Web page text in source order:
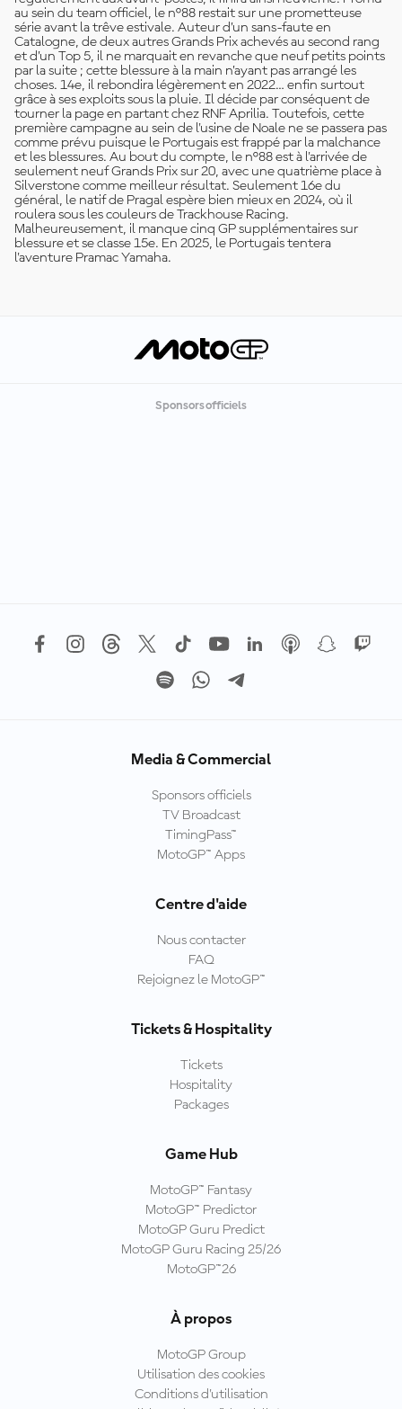
au sein du team officiel, le n°88 restait sur une prometteuse
série avant la trêve estivale. Auteur d’un sans-faute en
Catalogne, de deux autres Grands Prix achevés au second rang
et d’un Top 5, il ne marquait en revanche que neuf petits points
par la suite ; cette blessure à la main n’ayant pas arrangé les
choses. 14e, il rebondira légèrement en 2022… enfin surtout
grâce à ses exploits sous la pluie. Il décide par conséquent de
tourner la page en partant chez RNF Aprilia. Toutefois, cette
première campagne au sein de l'usine de Noale ne se passera pas
comme prévu puisque le Portugais est frappé par la malchance
et les blessures. Au bout du compte, le n°88 est à l'arrivée de
seulement neuf Grands Prix sur 20, avec une quatrième place à
Silverstone comme meilleur résultat. Seulement 16e du
général, le natif de Pragal espère bien mieux en 2024, où il
roulera sous les couleurs de Trackhouse Racing.
Malheureusement, il manque cinq GP supplémentaires sur
blessure et se classe 15e. En 2025, le Portugais tentera
l'aventure Pramac Yamaha.
Sponsors officiels
Media & Commercial
Sponsors officiels
TV Broadcast
TimingPass™
MotoGP™ Apps
Centre d'aide
Nous contacter
FAQ
Rejoignez le MotoGP™
Tickets & Hospitality
Tickets
Hospitality
Packages
Game Hub
MotoGP™ Fantasy
MotoGP™ Predictor
MotoGP Guru Predict
MotoGP Guru Racing 25/26
MotoGP™26
À propos
MotoGP Group
Utilisation des cookies
Conditions d'utilisation